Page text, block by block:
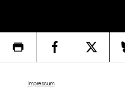
Impressum